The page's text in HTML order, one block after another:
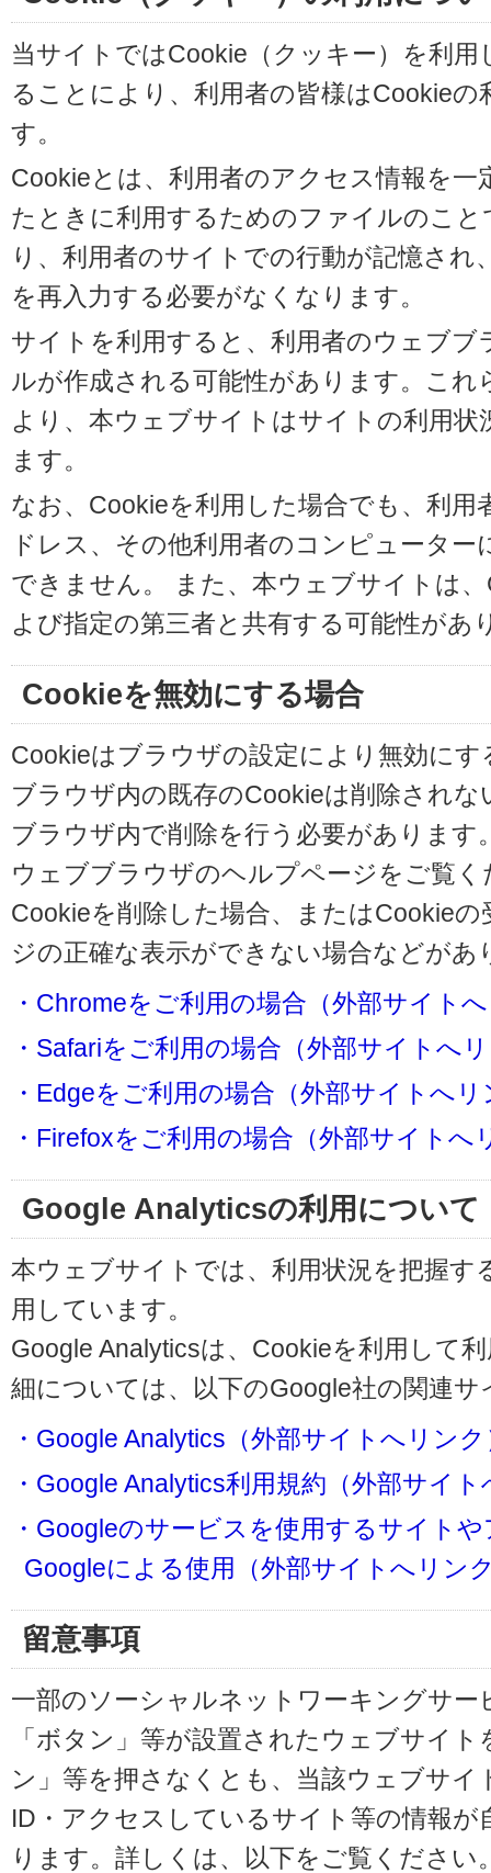
当サイトではCookie（クッキー）を利
ることにより、利用者の皆様はCookie
す。
Cookieとは、利用者のアクセス情報を
たときに利用するためのファイルのこ
り、利用者のサイトでの行動が記憶さ
を再入力する必要がなくなります。
サイトを利用すると、利用者のウェブ
ルが作成される可能性があります。こ
より、本ウェブサイトはサイトの利用
ます。
なお、Cookieを利用した場合でも、利用
ドレス、その他利用者のコンピュータ
できません。 また、本ウェブサイトは
よび指定の第三者と共有する可能性があ
Cookieを無効にする場合
Cookieはブラウザの設定により無効に
ブラウザ内の既存のCookieは削除され
ブラウザ内で削除を行う必要があります
ウェブブラウザのヘルプページをご覧く
Cookieを削除した場合、またはCookie
ジの正確な表示ができない場合などが
・Chromeをご利用の場合（外部サイト
・Safariをご利用の場合（外部サイトへ
・Edgeをご利用の場合（外部サイトへリ
・Firefoxをご利用の場合（外部サイトへ
Google Analyticsの利用について
本ウェブサイトでは、利用状況を把握す
用しています。
Google Analyticsは、Cookieを利用して
細については、以下のGoogle社の関連
・Google Analytics（外部サイトへリンク
・Google Analytics利用規約（外部サイ
・Googleのサービスを使用するサイト
Googleによる使用（外部サイトへリン
留意事項
一部のソーシャルネットワーキングサー
「ボタン」等が設置されたウェブサイ
ン」等を押さなくとも、当該ウェブサイ
ID・アクセスしているサイト等の情報
ります。詳しくは、以下をご覧ください